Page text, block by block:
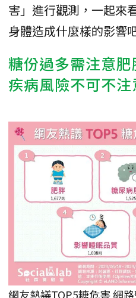
害」進行觀測，一起來
身體造成什麼樣的影響
糖份過多需注意
疾病風險不可不注
網友熱議TOP5糖危害 網